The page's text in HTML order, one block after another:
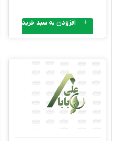
افزودن به سبد خرید